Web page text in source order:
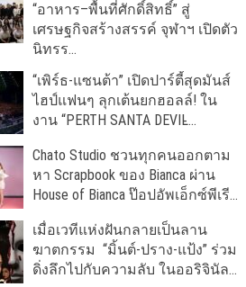
“อาหาร–พื้นที่ศักดิ์สิทธิ์” สู่
เศรษฐกิจสร้างสรรค์ จุฬาฯ เปิดตัว
นิทรร...
“เพิร์ธ-แซนต้า” เปิดปาร์ตี้สุดมันส์
ไฮป์แฟนๆ ลุกเต้นยกฮอลล์! ใน
งาน “PERTH SANTA DEVIL̵...
Chato Studio ชวนทุกคนออกตาม
หา Scrapbook ของ Bianca ผ่าน
House of Bianca ป๊อปอัพเอ็กซ์พีเรี...
เมื่อเวทีแห่งฝันกลายเป็นลาน
ฆาตกรรม “มิ้นต์-ปราง-แป้ง” ร่วม
ดิ่งลึกไปกับความลับ ในออริจินัล...